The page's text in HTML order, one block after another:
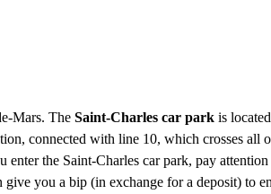
Mars. The Saint-Charles car park is
connected with line 10, which crosses
enter the Saint-Charles car park, pay
you a bip (in exchange for a deposit)